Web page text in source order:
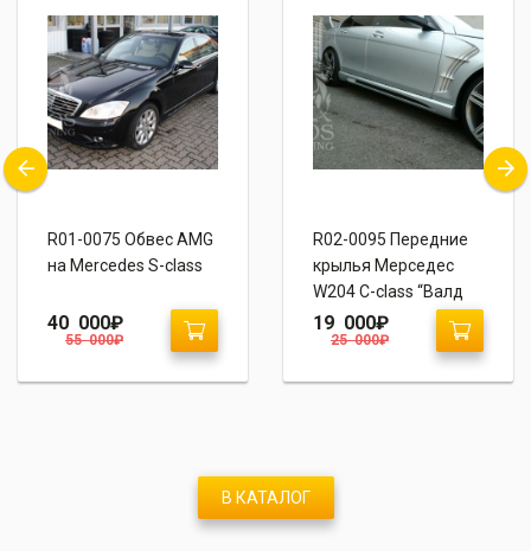
R01-0075 Обвес AMG
на Mercedes S-class
55 000₽
40 000₽
R02-0095 Передние
крылья Мерседес
W204 C-class “Валд
стиль”
25 000₽
19 000₽
В КАТАЛОГ